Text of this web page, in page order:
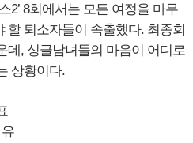
2’ 8회에서는 모든 여정을 마무
할 퇴소자들이 속출했다. 최종회
데, 싱글남녀들의 마음이 어디로
상황이다.